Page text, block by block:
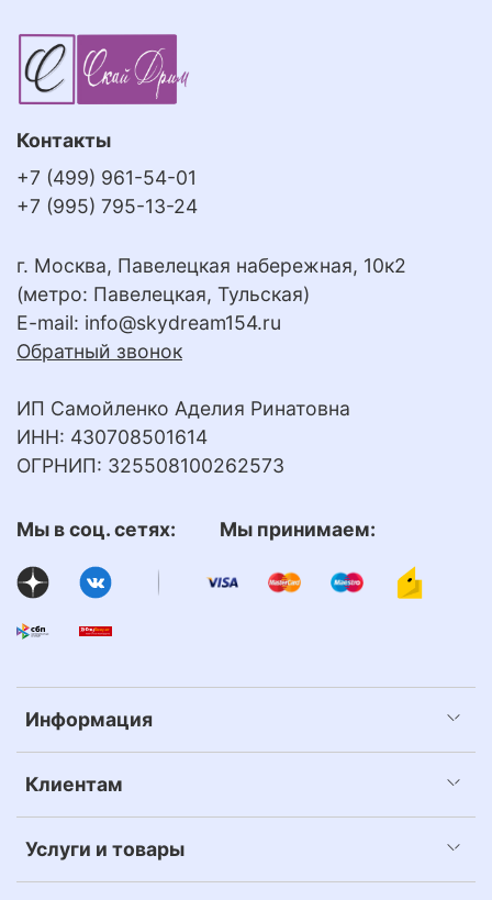
Информация
Клиентам
Услуги и товары
Контакты
+7 (499) 961-54-01
+7 (995) 795-13-24
г. Москва, Павелецкая набережная, 10к2
(метро: Павелецкая, Тульская)
E-mail: info@skydream154.ru
Обратный звонок
ИП Самойленко Аделия Ринатовна
ИНН: 430708501614
ОГРНИП: 325508100262573
Мы в соц. сетях: Мы принимаем: